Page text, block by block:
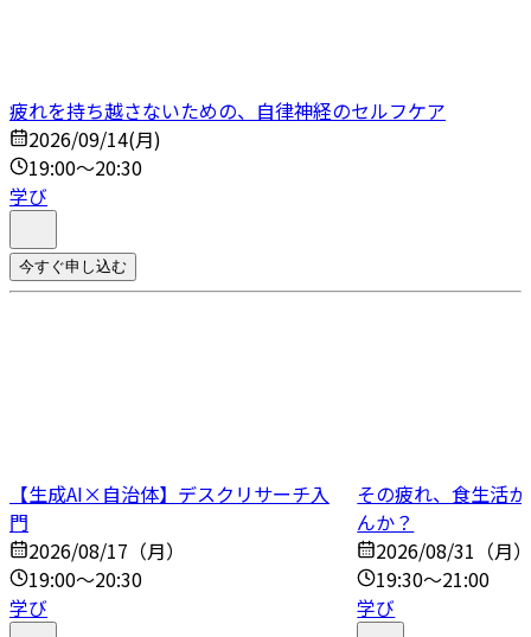
疲れを持ち越さないための、自律神経のセルフケア
2026/09/14(月)
19:00～20:30
学び
今すぐ申し込む
【生成AI×自治体】デスクリサーチ入
門
2026/08/17（月）
19:00～20:30
学び
その疲れ、食生活
んか？
2026/08/31（月
19:30～21:00
学び